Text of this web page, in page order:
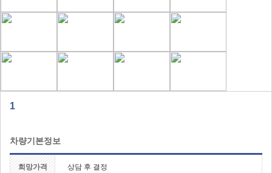
1
차량기본정보
희망가격 상담 후 결정